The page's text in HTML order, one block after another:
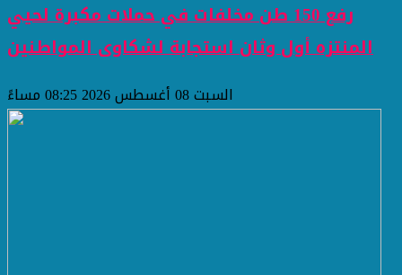
رفع 150 طن مخلفات في حملات مكبرة لحيي
المنتزه أول وثان استجابة لشكاوى المواطنين
السبت 08 أغسطس 2026 08:25 مساءً